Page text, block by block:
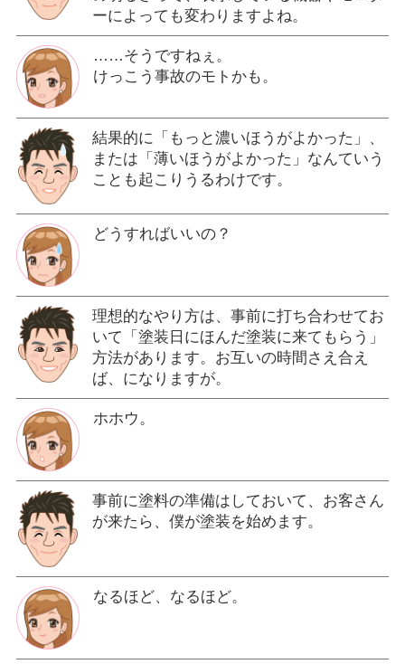
ーによっても変わりますよね。
……そうですねぇ。
けっこう事故のモトかも。
結果的に「もっと濃いほうがよかった」、
または「薄いほうがよかった」なんていう
ことも起こりうるわけです。
どうすればいいの？
理想的なやり方は、事前に打ち合わせてお
いて「塗装日にほんだ塗装に来てもらう」
方法があります。お互いの時間さえ合え
ば、になりますが。
ホホウ。
事前に塗料の準備はしておいて、お客さん
が来たら、僕が塗装を始めます。
なるほど、なるほど。